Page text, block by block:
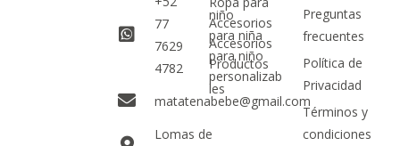
77
7629
4782
matatenabebe@gmail.com
Lomas de
niño
Accesorios
para niña
Accesorios
para niño
Productos
personalizab
les
Preguntas
frecuentes
Política de
Privacidad
Términos y
condiciones